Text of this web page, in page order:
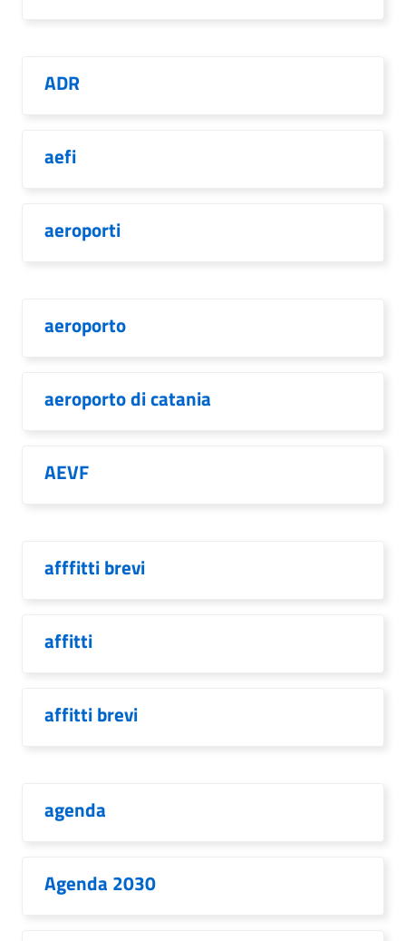
ADR
aefi
aeroporti
aeroporto
aeroporto di catania
AEVF
afffitti brevi
affitti
affitti brevi
agenda
Agenda 2030